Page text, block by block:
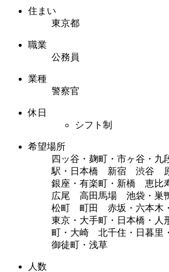
住まい
東京都
職業
公務員
業種
警察官
休日
シフト制
希望場所
四ッ谷・麹町・市ヶ谷・
駅・日本橋 新宿 渋谷
銀座・有楽町・新橋 恵比
広尾 高田馬場 池袋・巣
松町 町田 赤坂・六本木
東京・大手町・日本橋・
町・大崎 北千住・日暮里
御徒町・浅草
人数